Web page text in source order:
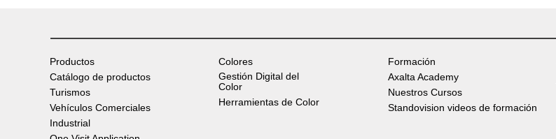
Productos
Catálogo de productos
Turismos
Vehículos Comerciales
Industrial
Colores
Gestión Digital del
Color
Herramientas de Color
Formación
Axalta Academy
Nuestros Cursos
Standovision videos de formación